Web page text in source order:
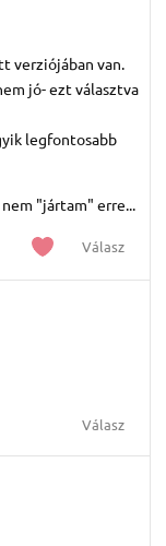
verziójában van.
jó- ezt választva
legfontosabb
"jártam" erre...
Válasz
Válasz